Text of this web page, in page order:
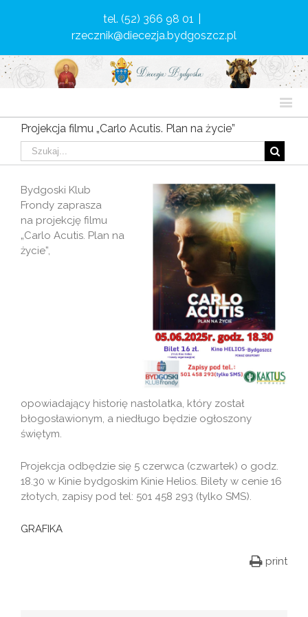
tel. (52) 366 98 01
rzecznik@diecezja.bydgoszcz.pl
Projekcja filmu „Carlo Acutis. Plan na życie”
Bydgoski Klub
Frondy zaprasza
na projekcję filmu
„Carlo Acutis. Plan na
życie”,
opowiadający historię nastolatka, który został
błogosławionym, a niedługo będzie ogłoszony
świętym.
Projekcja odbędzie się 5 czerwca (czwartek) o godz.
18.30 w Kinie bydgoskim Kinie Helios. Bilety w cenie 16
złotych, zapisy pod tel: 501 458 293 (tylko SMS).
GRAFIKA
print